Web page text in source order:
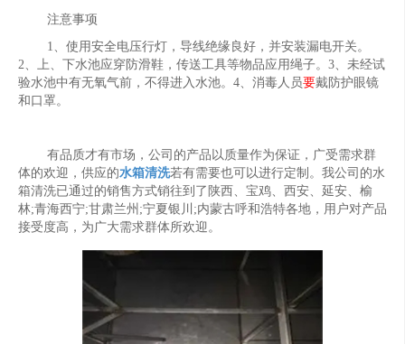
注意事项
1、使用安全电压行灯，导线绝缘良好，并安装漏电开关。
2、上、下水池应穿防滑鞋，传送工具等物品应用绳子。3、未经试
验水池中有无氧气前，不得进入水池。4、消毒人员要戴防护眼镜
和口罩。
有品质才有市场，公司的产品以质量作为保证，广受需求群
体的欢迎，供应的水箱清洗若有需要也可以进行定制。我公司的水
箱清洗已通过的销售方式销往到了陕西、宝鸡、西安、延安、榆
林;青海西宁;甘肃兰州;宁夏银川;内蒙古呼和浩特各地，用户对产品
接受度高，为广大需求群体所欢迎。